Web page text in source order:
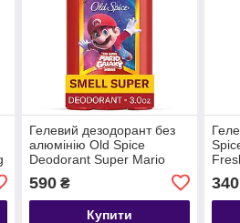
Гелевий дезодорант без
алюмінію Old Spice
Deodorant Super Mario
Cosmic Quest 85g (США)
590₴
Купити
340